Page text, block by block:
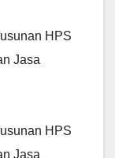
HPS
Jasa
HPS
Jasa